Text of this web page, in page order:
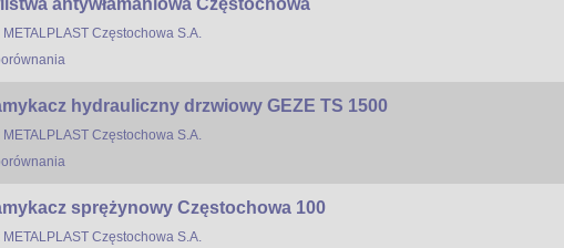
antywłamaniowa Częstochowa
METALPLAST Częstochowa S.A.
hydrauliczny drzwiowy GEZE TS 1500
METALPLAST Częstochowa S.A.
sprężynowy Częstochowa 100
METALPLAST Częstochowa S.A.